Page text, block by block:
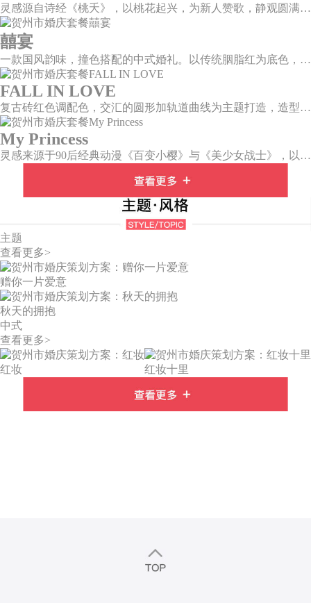
灵感源自诗经《桃夭》，以桃花起兴，为新人赞歌，静观圆满和乐的东方情调；山水院落，书香雅意，在古韵臻境间晕染缱绻深情。
囍宴
一款国风韵味，撞色搭配的中式婚礼。以传统胭脂红为底色，黛蓝色花鸟点缀其中，热情的红色和低调的古风书画色相辅相成。
FALL IN LOVE
复古砖红色调配色，交汇的圆形加轨道曲线为主题打造，造型灵感寓意两个人的爱情关系像是一个圆,各自有各自的轨迹，却也无时无刻不牵挂着彼此，相互关联又各自圆满。
My Princess
灵感来源于90后经典动漫《百变小樱》与《美少女战士》，以柔美梦幻的马卡龙色系为主色调，融合精灵萌宠与星星魔法阵等元素，为遗落凡间的公主搭建一个召唤王子的舞台。
主题
查看更多>
赠你一片爱意
秋天的拥抱
中式
查看更多>
红妆 红妆十里